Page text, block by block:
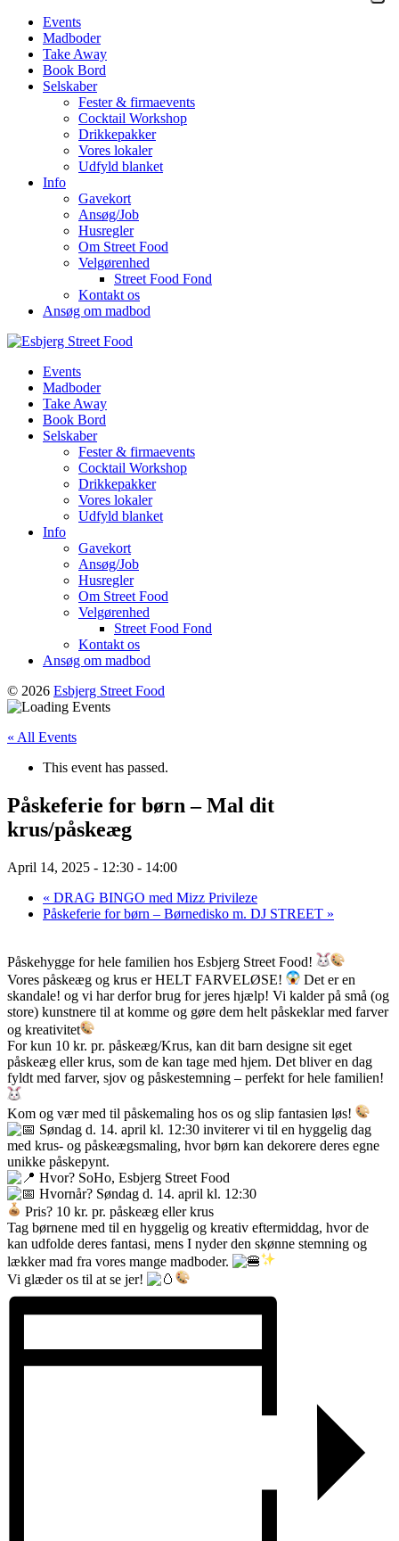
Events
Madboder
Take Away
Book Bord
Selskaber
Fester & firmaevents
Cocktail Workshop
Drikkepakker
Vores lokaler
Udfyld blanket
Info
Gavekort
Ansøg/Job
Husregler
Om Street Food
Velgørenhed
Street Food Fond
Kontakt os
Ansøg om madbod
Events
Madboder
Take Away
Book Bord
Selskaber
Fester & firmaevents
Cocktail Workshop
Drikkepakker
Vores lokaler
Udfyld blanket
Info
Gavekort
Ansøg/Job
Husregler
Om Street Food
Velgørenhed
Street Food Fond
Kontakt os
Ansøg om madbod
© 2026 Esbjerg Street Food
« All Events
This event has passed.
Påskeferie for børn – Mal dit
krus/påskeæg
April 14, 2025 - 12:30 - 14:00
« DRAG BINGO med Mizz Privileze
Påskeferie for børn – Børnedisko m. DJ STREET »
Påskehygge for hele familien hos Esbjerg Street Food!
Vores påskeæg og krus er HELT FARVELØSE!
Det er en
skandale! og vi har derfor brug for jeres hjælp! Vi kalder på små (og
store) kunstnere til at komme og gøre dem helt påskeklar med farver
og kreativitet
For kun 10 kr. pr. påskeæg/Krus, kan dit barn designe sit eget
påskeæg eller krus, som de kan tage med hjem. Det bliver en dag
fyldt med farver, sjov og påskestemning – perfekt for hele familien!
Kom og vær med til påskemaling hos os og slip fantasien løs!
Søndag d. 14. april kl. 12:30 inviterer vi til en hyggelig dag
med krus- og påskeægsmaling, hvor børn kan dekorere deres egne
unikke påskepynt.
Hvor? SoHo, Esbjerg Street Food
Hvornår? Søndag d. 14. april kl. 12:30
Pris? 10 kr. pr. påskeæg eller krus
Tag børnene med til en hyggelig og kreativ eftermiddag, hvor de
kan udfolde deres fantasi, mens I nyder den skønne stemning og
lækker mad fra vores mange madboder.
Vi glæder os til at se jer!